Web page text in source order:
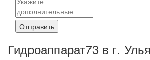
Отправить
Гидроаппарат73 в г.